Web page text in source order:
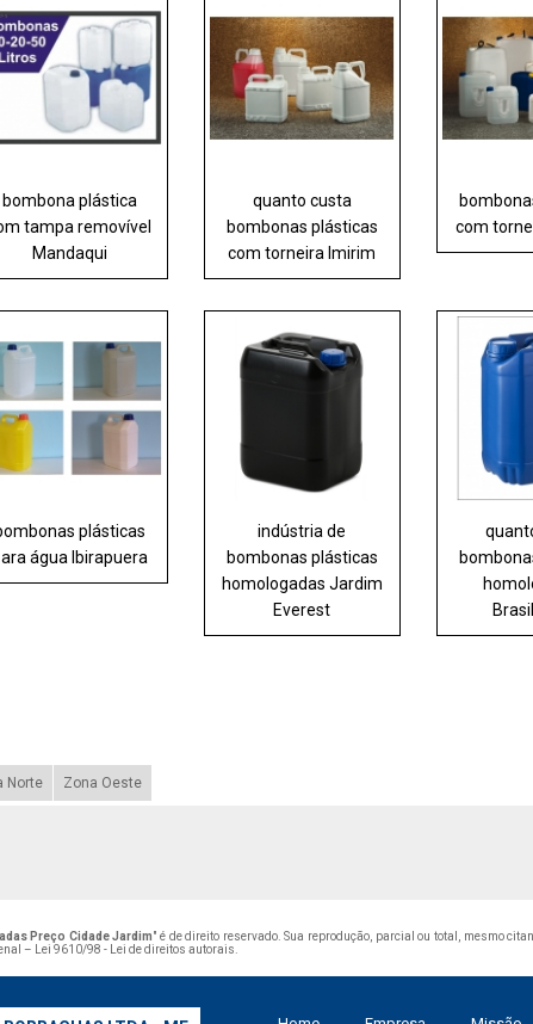
bombona plástica
tampa removível
Mandaqui
quanto custa
bombonas plásticas
com torneira Imirim
com
plásticas
água Ibirapuera
indústria de
bombonas plásticas
homologadas Jardim
Everest
Norte Zona Oeste
Preço Cidade Jardim" é de direito reservado. Sua reprodução, parcial ou total, mesmo
–
Lei 9610/98 - Lei de direitos autorais